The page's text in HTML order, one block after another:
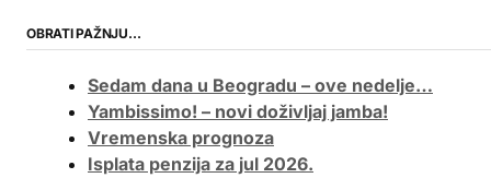
OBRATI PAŽNJU…
Sedam dana u Beogradu – ove nedelje…
Yambissimo! – novi doživljaj jamba!
Vremenska prognoza
Isplata penzija za jul 2026.